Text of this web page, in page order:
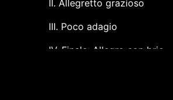
II. Allegretto grazioso
III. Poco adagio
IV. Finale: Allegro con brio